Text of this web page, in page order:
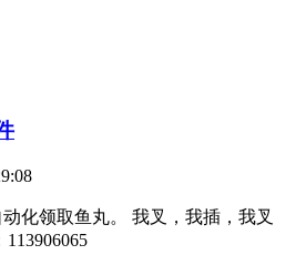
化领取鱼丸。 我叉，我插，我叉